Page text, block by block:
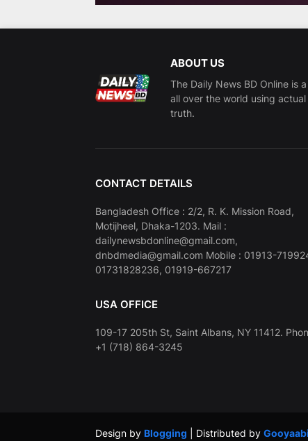
ABOUT US
The Daily News BD Online is
all over the world using
truth.
CONTACT DETAILS
Bangladesh Office : 2/2, R. K. Mission Road,
Motijheel, Dhaka-1203. Mail :
dailynewsbdonline@gmail.com,
dnbdmedia@gmail.com Mobile : 01913-
01731828236, 01919-667217
USA OFFICE
109-17 205th St, Saint Albans, NY 11412.
+1 (718) 864-3245
Design by Blogging | Distributed by Gooyaabi